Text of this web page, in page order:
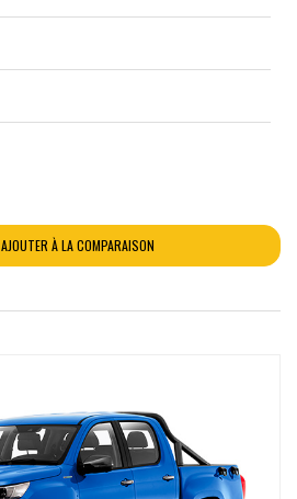
AJOUTER À LA COMPARAISON